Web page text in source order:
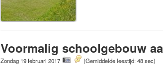
Voormalig schoolgebouw
Zondag 19 februari 2017 (Gemiddelde leestijd: 48 sec)